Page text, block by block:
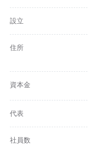
設立
住所
資本金
代表
社員数